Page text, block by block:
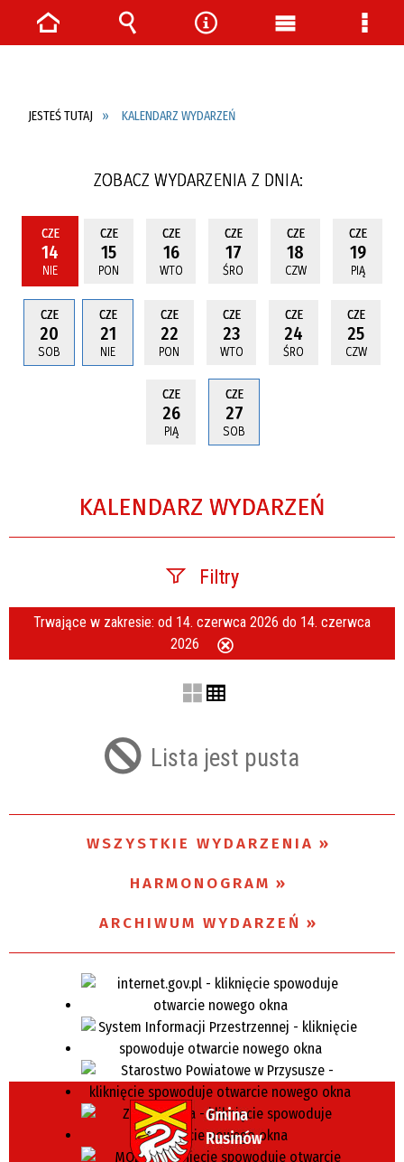
JESTEŚ TUTAJ KALENDARZ WYDARZEŃ
ZOBACZ WYDARZENIA Z DNIA:
CZE
14
NIE
CZE
15
PON
CZE
16
WTO
CZE
17
ŚRO
CZE
18
CZW
CZE
19
PIĄ
CZE
20
SOB
CZE
21
NIE
CZE
22
PON
CZE
23
WTO
CZE
24
ŚRO
CZE
25
CZW
CZE
26
PIĄ
CZE
27
SOB
KALENDARZ WYDARZEŃ
Filtry
Szukana fraza
Trwające w zakresie
Trwające w zakresie: od 14. czerwca 2026 do 14. czerwca
2026
filtr
Lista jest pusta
WSZYSTKIE WYDARZENIA
HARMONOGRAM
ARCHIWUM WYDARZEŃ
Strona
WyszukiwarkaNarzędziaMenu
Menu